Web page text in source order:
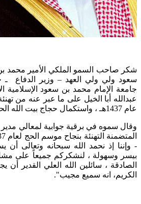
شكر صاحب السمو الملكي الأمير محمد
سعود ولي ولي العهد – وزير الدفاع ـ
جامعة الإمام محمد بن سعود الإسلامية
عبدالله أبا الخيل على ما عبر عنه من
عام 1437هـ ، واستكمال حجاج بيت الله الحرام مناسكهم .
وقال سموه في برقية جوابية لمعالي مدير
- وإننا إذ نحمد الله سبحانه وتعالى أن
بيسر وسهولة ، لنشكركم جميعاً على
الصادقة ، سائلين الله العلي القدير أن
الكريم، انه سميع مجيب".